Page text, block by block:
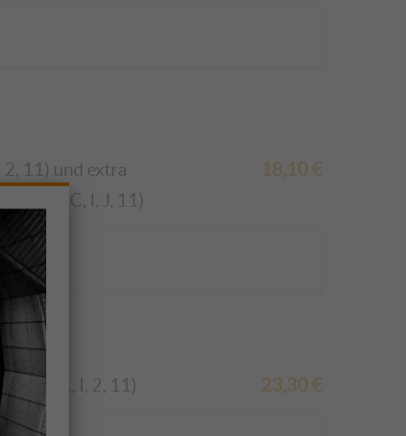
2, 11) und extra
A1:4, C, I, J, 11)
18,10 €
J, K, I, 2, 11) 23,30 €